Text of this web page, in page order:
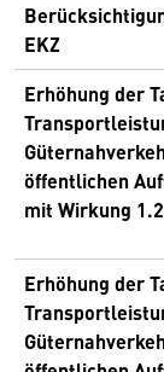
EKZ
Erhöhung der
öffentlichen
mit Wirkung
Erhöhung der